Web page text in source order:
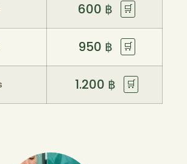
600 ฿ 🛒
950 ฿ 🛒
1.200 ฿ 🛒